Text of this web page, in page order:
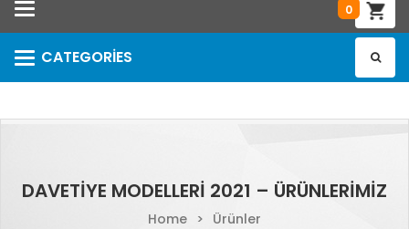
0
CATEGORIES
Categories
DAVETIYE MODELLERI 2021 – ÜRÜNLERIMIZ
Home > Ürünler